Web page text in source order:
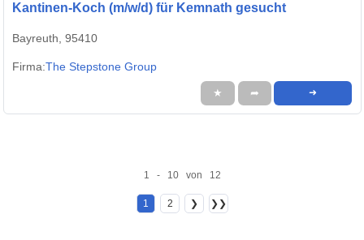
Kantinen-Koch (m/w/d) für Kemnath gesucht
Bayreuth, 95410
Firma:The Stepstone Group
★ ➦ ➜
1 - 10 von 12
1 2 ❯ ❯❯